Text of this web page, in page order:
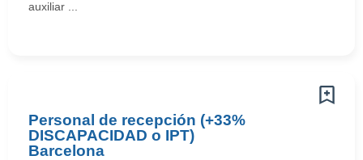
auxiliar ...
Personal de recepción (+33%
DISCAPACIDAD o IPT)
Barcelona